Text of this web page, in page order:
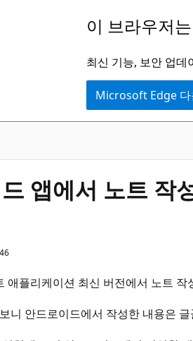
이 브라우저
최신 기능, 보안 업
Microsoft Edge 다
앱에서 노트 작
애플리케이션 최신 버전에서 노트
니 안드로이드에서 작성한 내용은